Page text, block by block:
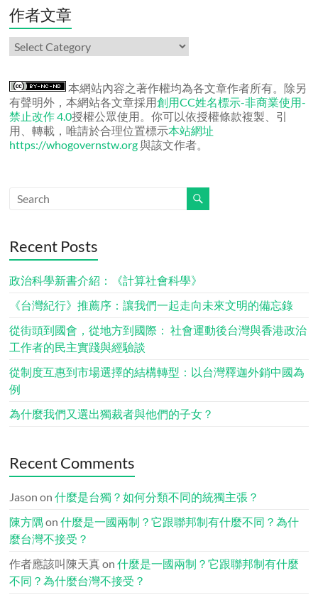
章
作者文章
作
者
章
本網站內容之著作權均為各文章作者所有。除另
有聲明外，本網站各文章採用創用CC姓名標示-非商業使用-
禁止改作 4.0授權公眾使用。你可以依授權條款複製、引
用、轉載，唯請於合理位置標示本站網址
https://whogovernstw.org與該文作者。
Recent Posts
政治科學新書介紹：《計算社會科學》
《台灣紀行》推薦序：讓我們一起走向未來文明的備忘錄
從街頭到國會，從地方到國際： 社會運動後台灣與香港政治
工作者的民主實踐與經驗談
從制度互惠到市場選擇的結構轉型：以台灣釋迦外銷中國為
例
為什麼我們又選出獨裁者與他們的子女？
Recent Comments
Jason on什麼是台獨？如何分類不同的統獨主張？
陳方隅 on什麼是一國兩制？它跟聯邦制有什麼不同？為什
麼台灣不接受？
作者應該叫陳天真 on什麼是一國兩制？它跟聯邦制有什麼
不同？為什麼台灣不接受？